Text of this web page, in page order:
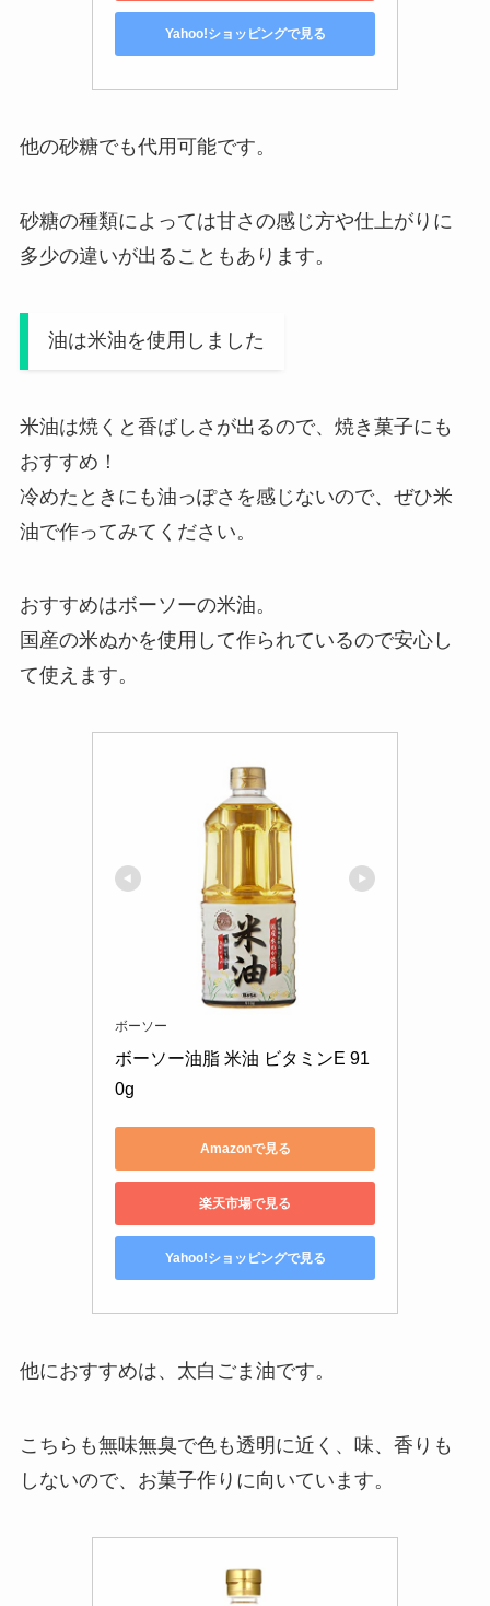
Yahoo!ショッピングで見る
他の砂糖でも代用可能です。
砂糖の種類によっては甘さの感じ方や仕上がりに
多少の違いが出ることもあります。
油は米油を使用しました
米油は焼くと香ばしさが出るので、焼き菓子にも
おすすめ！
冷めたときにも油っぽさを感じないので、ぜひ米
油で作ってみてください。
おすすめはボーソーの米油。
国産の米ぬかを使用して作られているので安心し
て使えます。
ボーソー
ボーソー油脂 米油 ビタミンE 91
0g
Amazonで見る
楽天市場で見る
Yahoo!ショッピングで見る
他におすすめは、太白ごま油です。
こちらも無味無臭で色も透明に近く、味、香りも
しないので、お菓子作りに向いています。